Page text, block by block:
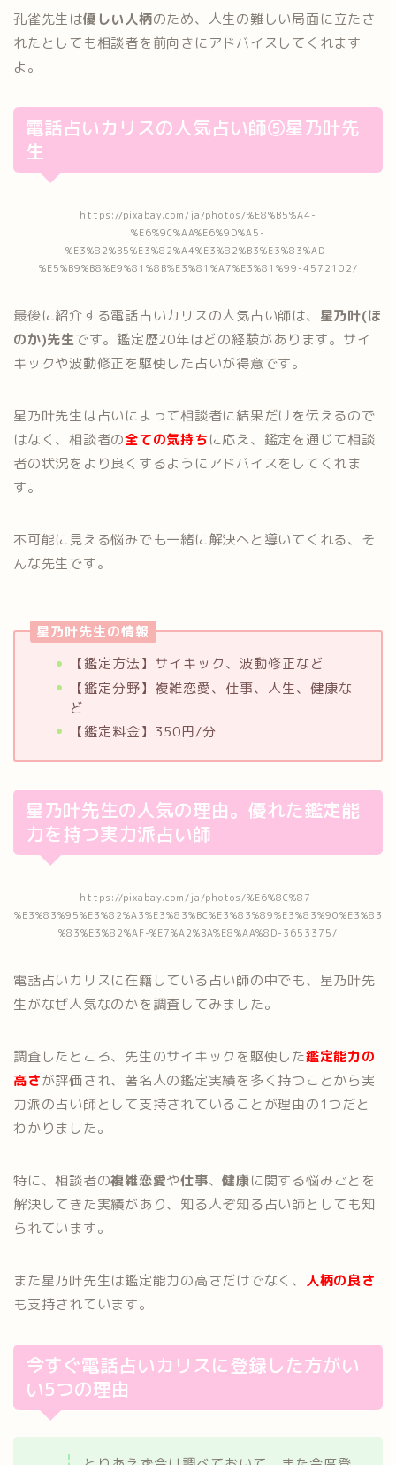
孔雀先生は優しい人柄のため、人生の難しい局面に立たさ
れたとしても相談者を前向きにアドバイスしてくれます
よ。
電話占いカリスの人気占い師⑤星乃叶先
生
https://pixabay.com/ja/photos/%E8%B5%A4-
%E6%9C%AA%E6%9D%A5-
%E3%82%B5%E3%82%A4%E3%82%B3%E3%83%AD-
%E5%B9%B8%E9%81%8B%E3%81%A7%E3%81%99-4572102/
最後に紹介する電話占いカリスの人気占い師は、 星乃叶(ほ
のか)先生です。鑑定歴20年ほどの経験があります。サイ
キックや波動修正を駆使した占いが得意です。
星乃叶先生は占いによって相談者に結果だけを伝えるので
はなく、相談者の全ての気持ちに応え、鑑定を通じて相談
者の状況をより良くするようにアドバイスをしてくれま
す。
不可能に見える悩みでも一緒に解決へと導いてくれる、そ
んな先生です。
星乃叶先生の情報
【鑑定方法】サイキック、波動修正など
【鑑定分野】複雑恋愛、仕事、人生、健康な
ど
【鑑定料金】350円/分
星乃叶先生の人気の理由。優れた鑑定能
力を持つ実力派占い師
https://pixabay.com/ja/photos/%E6%8C%87-
%E3%83%95%E3%82%A3%E3%83%BC%E3%83%89%E3%83%90%E3%83
%83%E3%82%AF-%E7%A2%BA%E8%AA%8D-3653375/
電話占いカリスに在籍している占い師の中でも、星乃叶先
生がなぜ人気なのかを調査してみました。
調査したところ、先生のサイキックを駆使した鑑定能力の
高さが評価され、著名人の鑑定実績を多く持つことから実
力派の占い師として支持されていることが理由の1つだと
わかりました。
特に、相談者の複雑恋愛や仕事、健康に関する悩みごとを
解決してきた実績があり、知る人ぞ知る占い師としても知
られています。
また星乃叶先生は鑑定能力の高さだけでなく、 人柄の良さ
も支持されています。
今すぐ電話占いカリスに登録した方がい
い5つの理由